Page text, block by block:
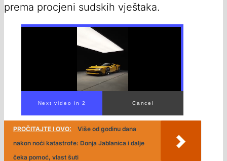
prema procjeni sudskih vještaka.
00:00/ 02:45
PROČITAJTE I OVO:
Više od godinu dana
nakon noći katastrofe: Donja Jablanica i dalje
čeka pomoć, vlast šuti